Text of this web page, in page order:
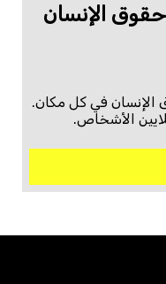
الإنسان
الإنسان في كل مكان.
الأشخاص.